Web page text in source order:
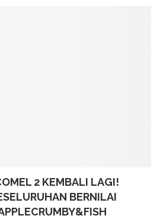
2 KEMBALI LAGI!
BERNILAI